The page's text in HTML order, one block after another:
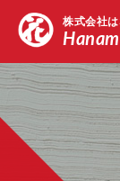
株式会社
新卒採用エ